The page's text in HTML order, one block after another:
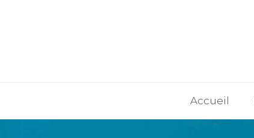
Accueil